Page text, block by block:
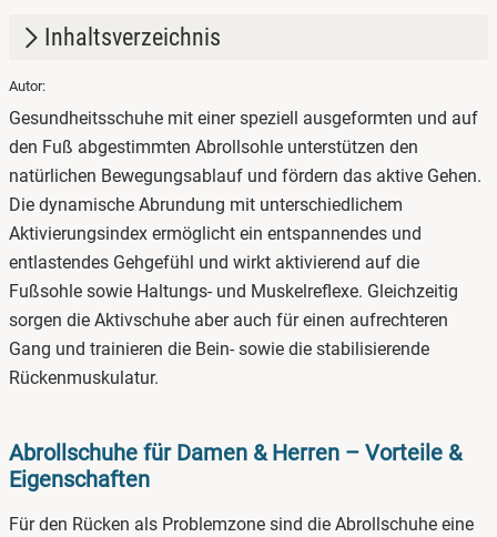
Inhaltsverzeichnis
1.
Eigenschaften
2. Gesunde Schuhe für langes Stehen kaufen
3. Gesunde Schuhe mit Fußbett für gesunde Füße
4. Schweizer Gesundheitsschuhe – das sind die Top-
Marken
Größen und Weiten
7. Gesundheitsschuhe online bestellen bei gesundheit-
schuhe.de
Autor:
Gesundheitsschuhe mit einer speziell ausgeformten und auf
den Fuß abgestimmten Abrollsohle unterstützen den
natürlichen Bewegungsablauf und fördern das aktive Gehen.
Die dynamische Abrundung mit unterschiedlichem
Aktivierungsindex ermöglicht ein entspannendes und
entlastendes Gehgefühl und wirkt aktivierend auf die
Fußsohle sowie Haltungs- und Muskelreflexe. Gleichzeitig
sorgen die Aktivschuhe aber auch für einen aufrechteren
Gang und trainieren die Bein- sowie die stabilisierende
Rückenmuskulatur.
Abrollschuhe für Damen & Herren – Vorteile &
Eigenschaften
Für den Rücken als Problemzone sind die Abrollschuhe eine